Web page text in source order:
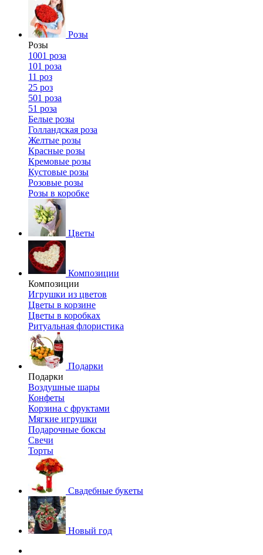
Розы
Розы
1001 роза
101 роза
11 роз
25 роз
501 роза
51 роза
Белые розы
Голландская роза
Желтые розы
Красные розы
Кремовые розы
Кустовые розы
Розовые розы
Розы в коробке
Цветы
Композиции
Композиции
Игрушки из цветов
Цветы в корзине
Цветы в коробках
Ритуальная флористика
Подарки
Подарки
Воздушные шары
Конфеты
Корзина с фруктами
Мягкие игрушки
Подарочные боксы
Свечи
Торты
Свадебные букеты
Новый год